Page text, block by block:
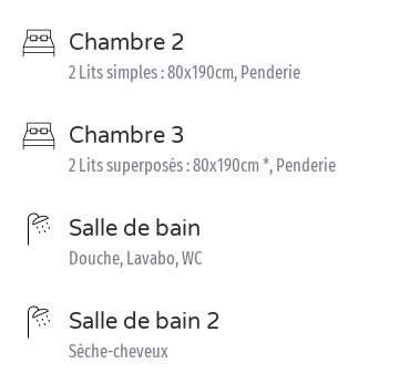
Chambre 2
2 Lits simples : 80x190cm, Penderie
Chambre 3
2 Lits superposés : 80x190cm *, Penderie
Salle de bain
Douche, Lavabo, WC
Salle de bain 2
Sèche-cheveux